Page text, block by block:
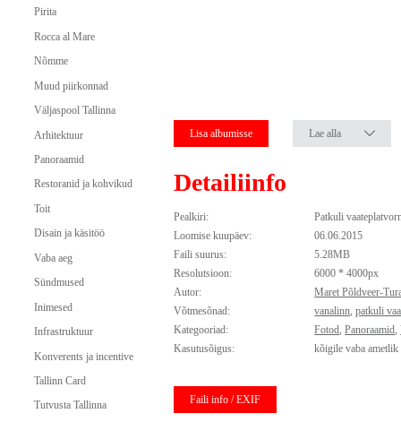
Pirita
Rocca al Mare
Nõmme
Muud piirkonnad
Väljaspool Tallinna
Arhitektuur
Panoraamid
Restoranid ja kohvikud
Toit
Disain ja käsitöö
Vaba aeg
Sündmused
Inimesed
Infrastruktuur
Konverents ja incentive
Tallinn Card
Tutvusta Tallinna
Lisa albumisse Lae alla
Detailiinfo
Pealkiri:
Patkuli
Loomise kuupäev:
06.06.2015
Faili suurus:
5.28MB
Resolutsioon:
6000 * 4000px
Autor:
Maret Põldveer-
Võtmesõnad:
vanalinn,patkuli
Kategooriad:
Fotod,Panoraamid,
Kasutusõigus:
kõigile vaba
Faili info / EXIF